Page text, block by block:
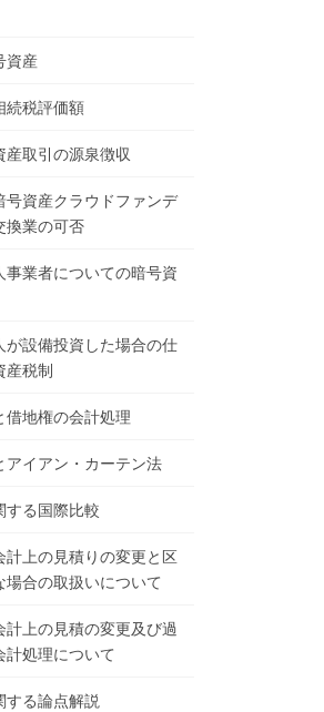
資産
続税評価額
取引の源泉徴収
号資産クラウドファンデ
換業の可否
事業者についての暗号資
が設備投資した場合の仕
産税制
借地権の会計処理
アイアン・カーテン法
する国際比較
計上の見積りの変更と区
場合の取扱いについて
計上の見積の変更及び過
計処理について
する論点解説